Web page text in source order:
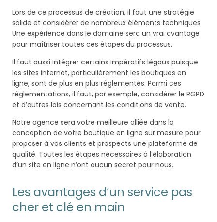
Lors de ce processus de création, il faut une stratégie
solide et considérer de nombreux éléments techniques.
Une expérience dans le domaine sera un vrai avantage
pour maîtriser toutes ces étapes du processus.
Il faut aussi intégrer certains impératifs légaux puisque
les sites internet, particulièrement les boutiques en
ligne, sont de plus en plus réglementés. Parmi ces
réglementations, il faut, par exemple, considérer le RGPD
et d’autres lois concernant les conditions de vente.
Notre agence sera votre meilleure alliée dans la
conception de votre boutique en ligne sur mesure pour
proposer à vos clients et prospects une plateforme de
qualité. Toutes les étapes nécessaires à l’élaboration
d’un site en ligne n’ont aucun secret pour nous.
Les avantages d’un service pas
cher et clé en main